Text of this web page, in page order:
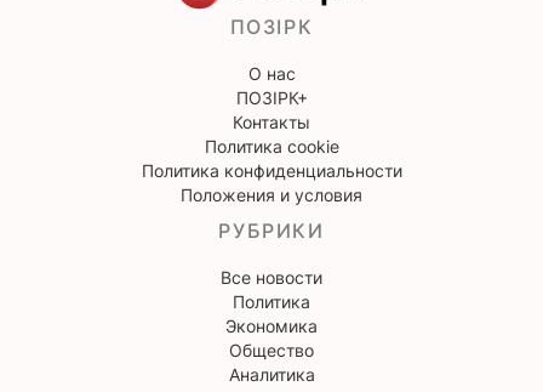
ПОЗІРК
О нас
ПОЗІРК+
Контакты
Политика cookie
Политика конфиденциальности
Положения и условия
РУБРИКИ
Все новости
Политика
Экономика
Общество
Аналитика